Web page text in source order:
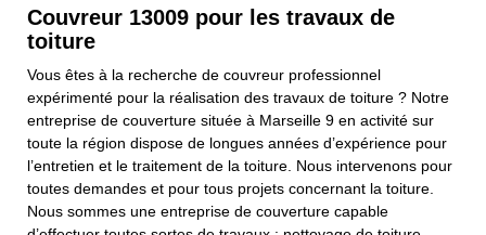
Couvreur 13009 pour les travaux de
toiture
Vous êtes à la recherche de couvreur professionnel
expérimenté pour la réalisation des travaux de toiture ? Notre
entreprise de couverture située à Marseille 9 en activité sur
toute la région dispose de longues années d’expérience pour
l’entretien et le traitement de la toiture. Nous intervenons pour
toutes demandes et pour tous projets concernant la toiture.
Nous sommes une entreprise de couverture capable